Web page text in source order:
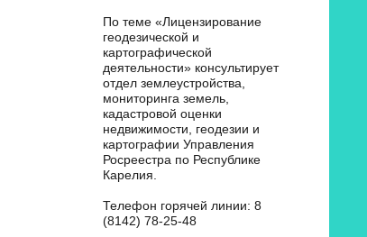
По теме «Лицензирование
геодезической и
картографической
деятельности» консультирует
отдел землеустройства,
мониторинга земель,
кадастровой оценки
недвижимости, геодезии и
картографии Управления
Росреестра по Республике
Карелия.
Телефон горячей линии: 8
(8142) 78-25-48